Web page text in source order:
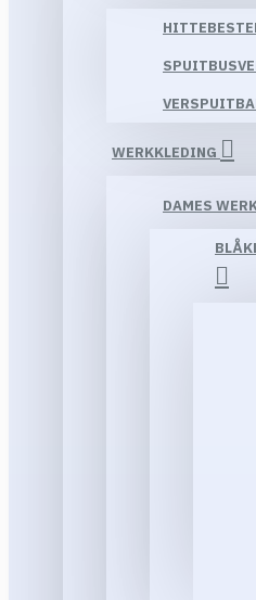
WERKKLEDING
DAMES